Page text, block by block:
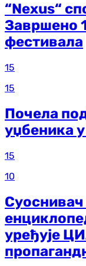
“Nexus“
Завршено
фестивала
15
15
Почела
уџбеника
15
10
уређује